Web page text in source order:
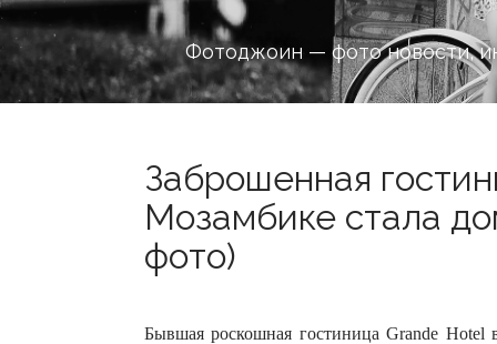
Фотоджоин — фото новости,
Заброшенная
Мозамбике стала
фото)
Бывшая роскошная гостиница Grande Hotel